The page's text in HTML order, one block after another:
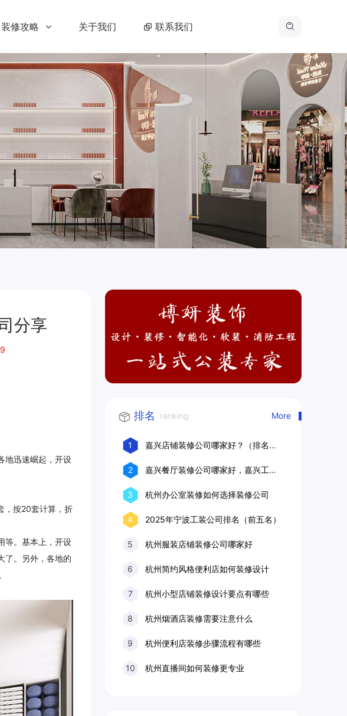
装修攻略 关于我们 联系我们
分享
地迅速崛起，开设
按20套计算，折
等。基本上，开设
了。另外，各地的
排名 ranking More
1
嘉兴店铺装修公司哪家好？（排名前
十口碑推荐）
2
嘉兴餐厅装修公司哪家好，嘉兴工装
公司推荐
3
杭州办公室装修如何选择装修公司
4 2025年宁波工装公司排名（前五名）
5 杭州服装店铺装修公司哪家好
6 杭州简约风格便利店如何装修设计
7 杭州小型店铺装修设计要点有哪些
8 杭州烟酒店装修需要注意什么
9 杭州便利店装修步骤流程有哪些
10 杭州直播间如何装修更专业